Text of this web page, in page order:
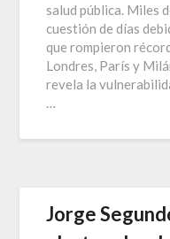
salud pública. Miles
cuestión de días
que rompieron
Londres, París y
revela la
…
Jorge